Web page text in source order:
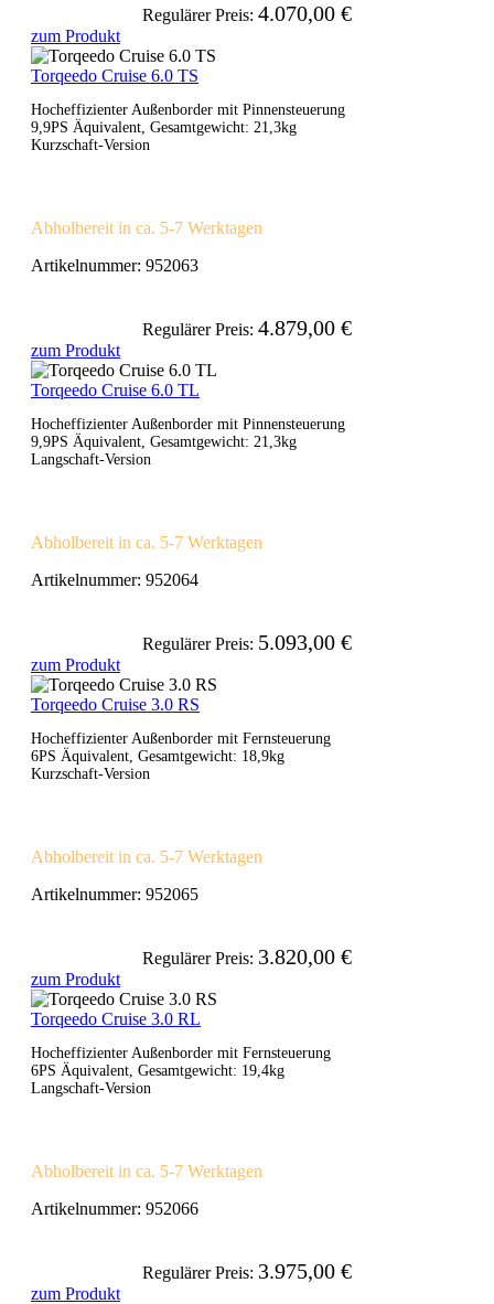
Regulärer Preis: 4.070,00 €
zum Produkt
Torqeedo Cruise 6.0 TS
Hocheffizienter Außenborder mit Pinnensteuerung
9,9PS Äquivalent, Gesamtgewicht: 21,3kg
Kurzschaft-Version
Abholbereit in ca. 5-7 Werktagen
Artikelnummer: 952063
Regulärer Preis: 4.879,00 €
zum Produkt
Torqeedo Cruise 6.0 TL
Hocheffizienter Außenborder mit Pinnensteuerung
9,9PS Äquivalent, Gesamtgewicht: 21,3kg
Langschaft-Version
Abholbereit in ca. 5-7 Werktagen
Artikelnummer: 952064
Regulärer Preis: 5.093,00 €
zum Produkt
Torqeedo Cruise 3.0 RS
Hocheffizienter Außenborder mit Fernsteuerung
6PS Äquivalent, Gesamtgewicht: 18,9kg
Kurzschaft-Version
Abholbereit in ca. 5-7 Werktagen
Artikelnummer: 952065
Regulärer Preis: 3.820,00 €
zum Produkt
Torqeedo Cruise 3.0 RL
Hocheffizienter Außenborder mit Fernsteuerung
6PS Äquivalent, Gesamtgewicht: 19,4kg
Langschaft-Version
Abholbereit in ca. 5-7 Werktagen
Artikelnummer: 952066
Regulärer Preis: 3.975,00 €
zum Produkt